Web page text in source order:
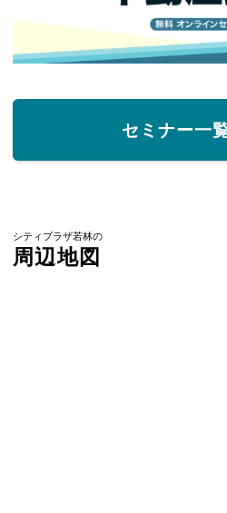
セミナー一
シティプラザ若林の
周辺地図